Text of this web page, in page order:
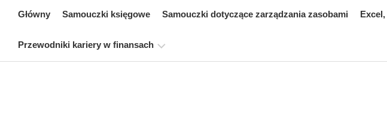
Główny Samouczki księgowe Samouczki dotyczące zarządzania zasobami
Przewodniki kariery w finansach